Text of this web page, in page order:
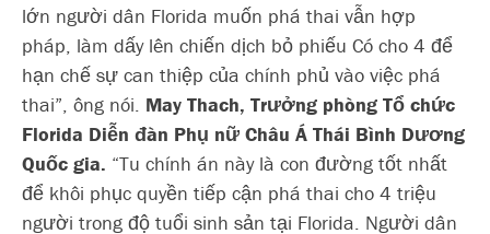
lớn người dân Florida muốn phá thai vẫn hợp
pháp, làm dấy lên chiến dịch bỏ phiếu Có cho 4 để
hạn chế sự can thiệp của chính phủ vào việc phá
thai”, ông nói. May Thach, Trưởng phòng Tổ chức
Florida Diễn đàn Phụ nữ Châu Á Thái Bình Dương
Quốc gia. “Tu chính án này là con đường tốt nhất
để khôi phục quyền tiếp cận phá thai cho 4 triệu
người trong độ tuổi sinh sản tại Florida. Người dân